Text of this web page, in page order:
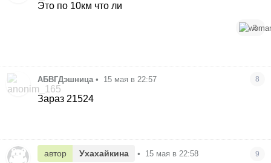
Это по 10км что ли
3
АБВГДэшница • 15 мая в 22:57 8
Зараз 21524
автор Ухахайкина • 15 мая в 22:58 9